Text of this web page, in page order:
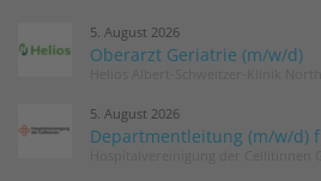
5. August 2026
Oberarzt Geriatrie (m/w/d)
5. August 2026
Departmentleitung (m/w/d)